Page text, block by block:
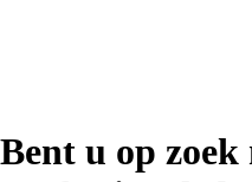
Bent u op zoek